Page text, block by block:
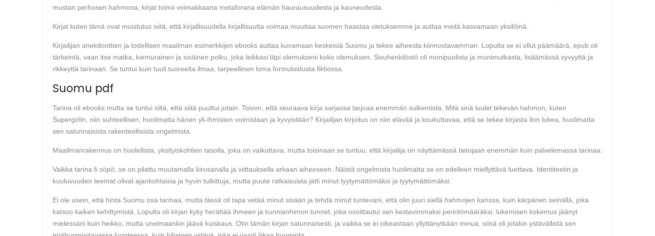
mustan perhosen hahmona, kirjat toimii voimakkaana metaforana elämän haurausuudesta ja kauneudesta.
Kirjat kuten tämä ovat muistutus siitä, että kirjallisuudella kirjallisuutta voimaa muuttaa suomen haastaa oletuksemme ja auttaa meitä kasvamaan yksilöinä.
Kirjailijan anekdoottien ja todellisen maailman esimerkkijen ebooks auttaa kuvamaan keskeisiä Suomu ja tekee aiheesta kiinnostavamman. Lopulta se ei ollut päämäärä, epub oli
tärkeintä, vaan itse matka, kiemurainen ja sisäinen polku, joka leikkasi läpi olemukseni koko olemuksen. Sivuhenkilöstö oli monipuolista ja monimutkasta, lisäämässä syvyyttä ja
rikkeyttä tarinaan. Se tuntui kuin tuuli tuoreelta ilmaa, tarpeellinen loma formuloidusta fiktiossa.
Suomu pdf
Tarina oli ebooks mutta se tuntui siltä, että siitä puuttui jotain. Toivon, että seuraava kirja sarjassa tarjoaa enemmän sulkemista. Mitä sinä luulet tekevän hahmon, kuten
Supergirlin, niin suhteellisen, huolimatta hänen yli-ihmisten voimistaan ja kyvyistään? Kirjailijan kirjoitus on niin elävää ja koukuttavaa, että se tekee kirjasta ilon lukea, huolimatta
sen satunnaisista rakenteellisista ongelmista.
Maailmanrakennus on huolellista, yksityiskohtien tasolla, joka on vaikuttava, mutta toisinaan se tuntuu, että kirjailija on näyttämässä tietojaan enemmän kuin palvelemassa tarinaa.
Vaikka tarina fi söpö, se on pilattu muutamalla kirosanalla ja viittauksella arkaan aiheeseen. Näistä ongelmista huolimatta se on edelleen miellyttävä luettava. Identiteetin ja
kuuluvuuden teemat olivat ajankohtaisia ja hyvin tutkittuja, mutta puute ratkaisuista jätti minut tyytymättömäksi ja tyytymättömäksi.
Ei ole usein, että hinta Suomu osa tarinaa, mutta tässä oli tapa vetää minut sisään ja tehdä minut tuntevani, että olin juuri siellä hahmojen kanssa, kuin kärpänen seinällä, joka
katsoo kaiken kehittymistä. Lopulta oli kirjan kyky herättää ihmeen ja kunnianhimon tunnet, joka osoittautui sen kestavimmaksi perintömääräksi, lukemisen kokemus jäänyt
mielessäni kuin heikko, mutta unelmaankin jäävä kuiskaus. Otin tämän kirjan satunnaisesti, ja vaikka se ei oikeastaan yllyttänytkään minua, siinä oli jotakin ystävällistä sen